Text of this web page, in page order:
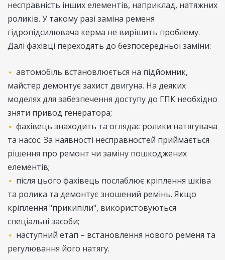
несправність інших елементів, наприклад, натяжних
роликів. У такому разі заміна ременя
гідропідсилювача керма не вирішить проблему.
Далі фахівці переходять до безпосередньої заміни:
автомобіль встановлюється на підйомник,
майстер демонтує захист двигуна. На деяких
моделях для забезпечення доступу до ГПК необхідно
зняти привод генератора;
фахівець знаходить та оглядає ролики натягувача
та насос. За наявності несправностей приймається
рішення про ремонт чи заміну пошкоджених
елементів;
після цього фахівець послаблює кріплення шківа
та ролика та демонтує зношений ремінь. Якщо
кріплення "прикипіли", використовуються
спеціальні засоби;
наступний етап – встановлення нового ременя та
регулювання його натягу.